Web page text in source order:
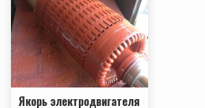
Якорь электродвигателя